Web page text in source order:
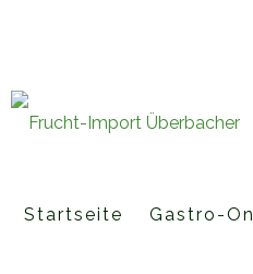
Startseite Gastro-